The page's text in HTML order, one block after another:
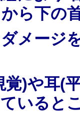
ら下の
メージ
覚)や耳(
いると